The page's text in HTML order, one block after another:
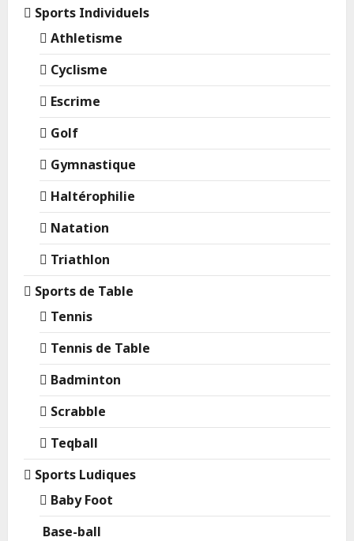
Sports Individuels
Athletisme
Cyclisme
Escrime
Golf
Gymnastique
Haltérophilie
Natation
Triathlon
Sports de Table
Tennis
Tennis de Table
Badminton
Scrabble
Teqball
Sports Ludiques
Baby Foot
Base-ball